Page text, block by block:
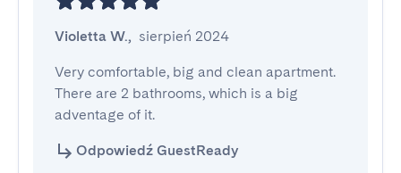
Violetta W., sierpień 2024
Very comfortable, big and clean apartment.
There are 2 bathrooms, which is a big
adventage of it.
Odpowiedź GuestReady